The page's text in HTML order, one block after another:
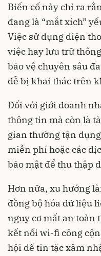
Biến cố này chỉ ra
đang là “mắt xích”
Việc sử dụng điện
việc hay lưu trữ
bảo vệ chuyên sâu
dễ bị khai thác trên
Đối với giới doanh
thông tin mà còn là
gian thường tận
miễn phí hoặc các
bảo mật để thu thập
Hơn nữa, xu hướng
đồng bộ hóa dữ liệu
nguy cơ mất an toàn
kết nối wi-fi công
hội để tin tặc xâm